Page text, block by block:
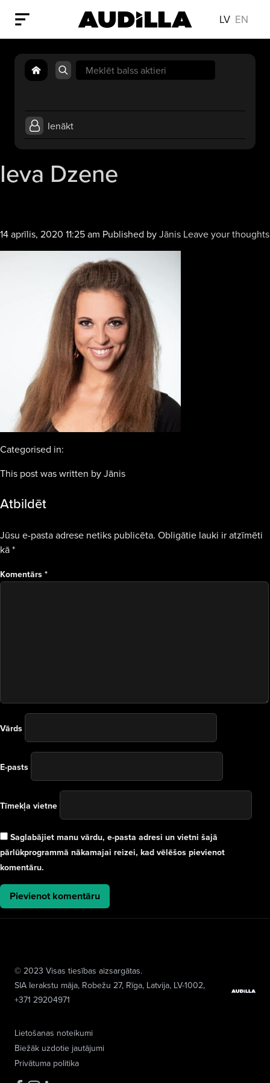
LV EN
Search
for:
Ienākt
Ieva Dzene
14 aprīlis, 2020 11:25 am Published byJānis Leave your thoughts
Categorised in:
This post was written by Jānis
Atbildēt
Jūsu e-pasta adrese netiks publicēta. Obligātie lauki ir atzīmēti
kā*
Komentārs *
Vārds
E-pasts
Tīmekļa vietne
Saglabājiet manu vārdu, e-pasta adresi un vietni šajā
pārlūkprogrammā nākamajai reizei, kad vēlēšos pievienot
komentāru.
Lietošanas noteikumi
Biežāk uzdotie jautājumi
Privātuma politika
© 2023 Visas tiesības aizsargātas.
SIA Ierakstu māja, Robežu 27, Rīga, Latvija, LV-1002,
+371 29204971